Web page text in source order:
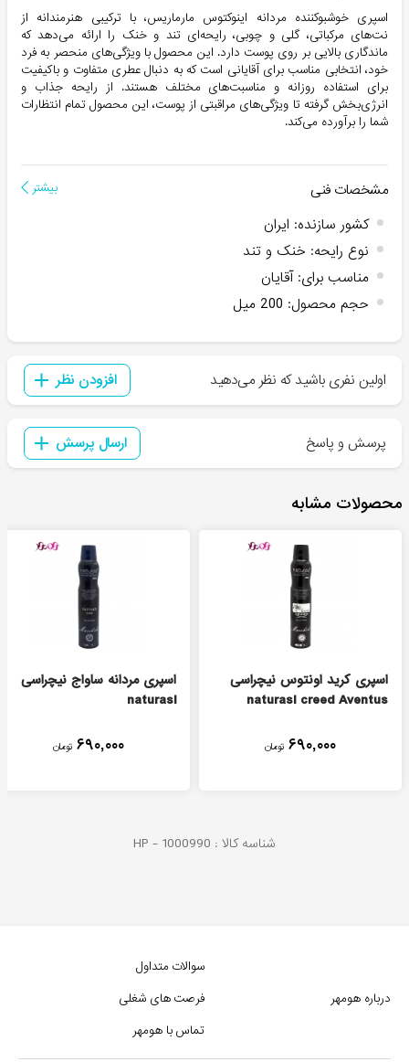
اسپری خوشبوکننده مردانه اینوکتوس مارماریس، با ترکیبی هنرمندانه از
نت‌های مرکباتی، گلی و چوبی، رایحه‌ای تند و خنک را ارائه می‌دهد که
ماندگاری بالایی بر روی پوست دارد. این محصول با ویژگی‌های منحصر به فرد
خود، انتخابی مناسب برای آقایانی است که به دنبال عطری متفاوت و باکیفیت
برای استفاده روزانه و مناسبت‌های مختلف هستند. از رایحه جذاب و
انرژی‌بخش گرفته تا ویژگی‌های مراقبتی از پوست، این محصول تمام انتظارات
شما را برآورده می‌کند.
مشخصات فنی بیشتر
کشور سازنده: ایران
نوع رایحه: خنک و تند
مناسب برای:آقایان
حجم محصول: 200 میل
اولین نفری باشید که نظر می‌دهید افزودن نظر
پرسش و پاسخ ارسال پرسش
محصولات مشابه
اسپری کرید اونتوس نیچراسی
naturasi creed Aventus
۶۹۰,۰۰۰ تومان
اسپری مردانه ساواج نیچراسی
naturasi
۶۹۰,۰۰۰ تومان
شناسه کالا : HP - 1000990
درباره هومهر
سوالات متداول
فرصت های شغلی
تماس با هومهر